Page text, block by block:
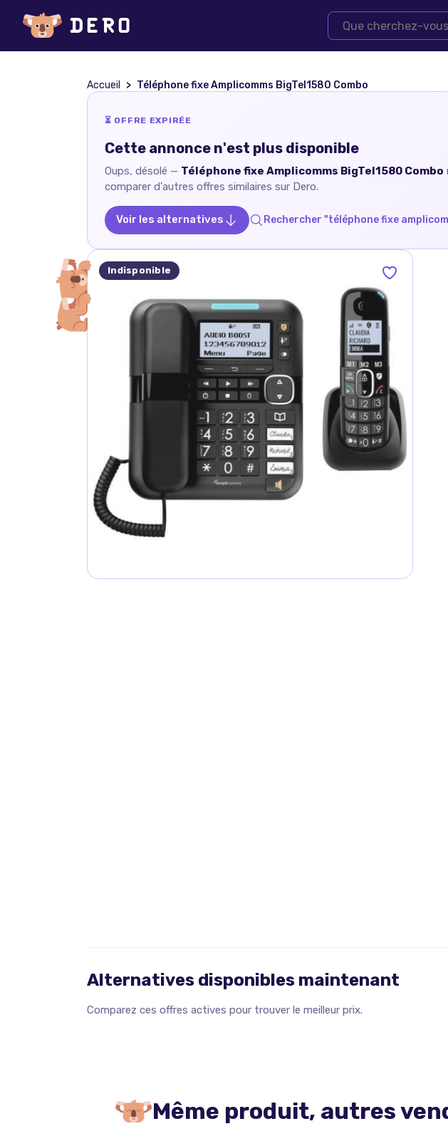
Accueil Téléphone fixe Amplicomms BigTel1580 Combo
⏳ OFFRE EXPIRÉE
Cette annonce n'est plus disponible
Oups, désolé — Téléphone fixe Amplicomms BigTel1580 Combo
comparer d'autres offres similaires sur Dero.
Voir les alternatives Rechercher "téléphone fixe
Indisponible
Alternatives disponibles maintenant
Comparez ces offres actives pour trouver le meilleur prix.
Même produit, autres